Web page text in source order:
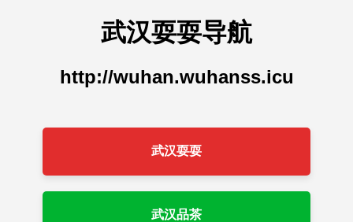
武汉耍耍导航
http://wuhan.wuhanss.icu
武汉耍耍
武汉品茶